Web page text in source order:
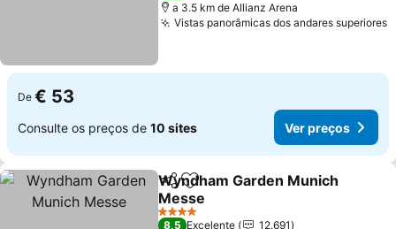
a 3.5 km de Allianz Arena
Vistas panorâmicas dos andares superiores
De € 53
Consulte os preços de 10 sites Ver preços
PartilharAdicionar aos favoritos
Wyndham Garden Munich
Messe
4 Estrelas
8,5 Excelente 12.691